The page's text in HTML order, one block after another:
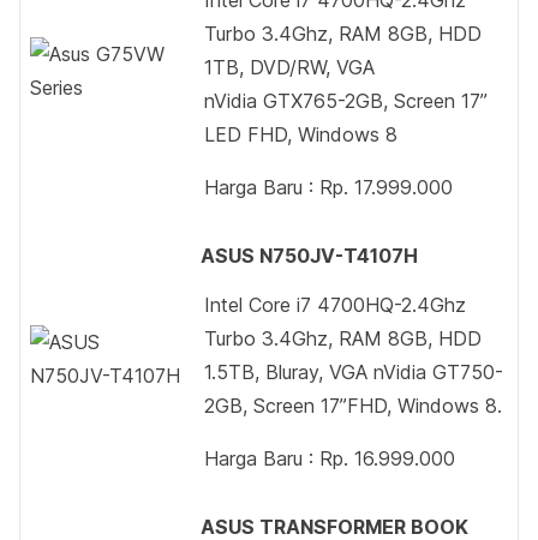
Turbo 3.4Ghz, RAM 8GB, HDD
1TB, DVD/RW, VGA
nVidia GTX765-2GB, Screen 17”
LED FHD, Windows 8
Harga Baru : Rp. 17.999.000
ASUS N750JV-T4107H
Intel Core i7 4700HQ-2.4Ghz
Turbo 3.4Ghz, RAM 8GB, HDD
1.5TB, Bluray, VGA nVidia GT750-
2GB, Screen 17”FHD, Windows 8.
Harga Baru : Rp. 16.999.000
ASUS TRANSFORMER BOOK